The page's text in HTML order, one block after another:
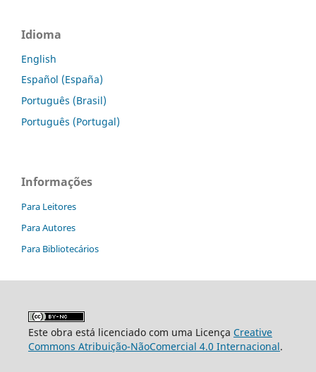
Idioma
English
Español (España)
Português (Brasil)
Português (Portugal)
Informações
Para Leitores
Para Autores
Para Bibliotecários
Este obra está licenciado com uma Licença Creative
Commons Atribuição-NãoComercial 4.0 Internacional.